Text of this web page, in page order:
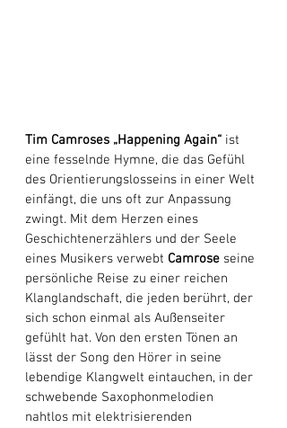
Tim Camroses „Happening Again“ ist
eine fesselnde Hymne, die das Gefühl
des Orientierungslosseins in einer Welt
einfängt, die uns oft zur Anpassung
zwingt. Mit dem Herzen eines
Geschichtenerzählers und der Seele
eines Musikers verwebt Camrose seine
persönliche Reise zu einer reichen
Klanglandschaft, die jeden berührt, der
sich schon einmal als Außenseiter
gefühlt hat. Von den ersten Tönen an
lässt der Song den Hörer in seine
lebendige Klangwelt eintauchen, in der
schwebende Saxophonmelodien
nahtlos mit elektrisierenden